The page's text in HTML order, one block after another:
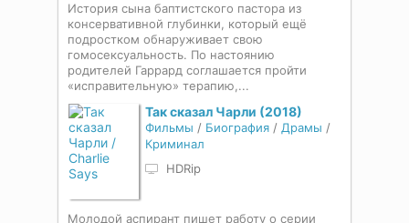
История сына баптистского пастора из
консервативной глубинки, который ещё
подростком обнаруживает свою
гомосексуальность. По настоянию
родителей Гаррард соглашается пройти
«исправительную» терапию,...
Так сказал Чарли (2018)
Фильмы / Биография / Драмы /
Криминал
HDRip
Молодой аспирант пишет работу о серии